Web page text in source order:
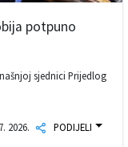
potpuno
sjednici Prijedlog
2026. PODIJELI